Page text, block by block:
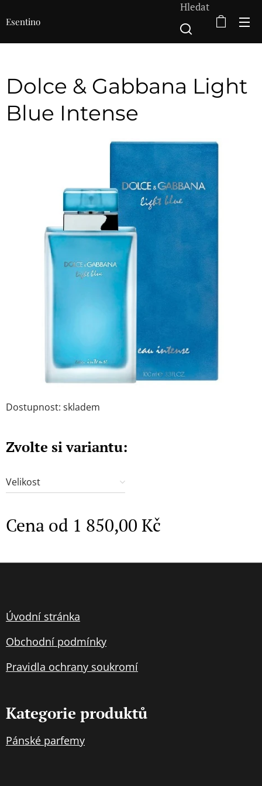
Esentino
Hledat
Dolce & Gabbana Light
Blue Intense
Dostupnost: skladem
Zvolte si variantu:
Velikost
Cena od 1 850,00 Kč
Úvodní stránka
Obchodní podmínky
Pravidla ochrany soukromí
Kategorie produktů
Pánské parfemy